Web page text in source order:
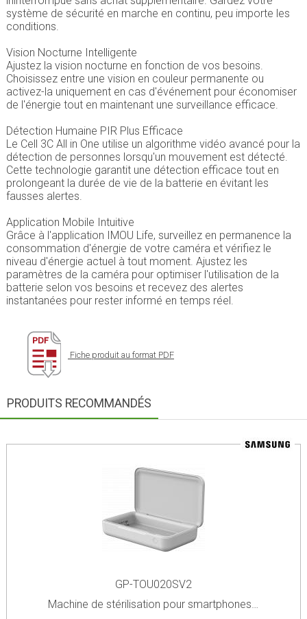
système de sécurité en marche en continu, peu importe les
conditions.
Vision Nocturne Intelligente
Ajustez la vision nocturne en fonction de vos besoins.
Choisissez entre une vision en couleur permanente ou
activez-la uniquement en cas d'événement pour économiser
de l'énergie tout en maintenant une surveillance efficace.
Détection Humaine PIR Plus Efficace
Le Cell 3C All in One utilise un algorithme vidéo avancé pour la
détection de personnes lorsqu'un mouvement est détecté.
Cette technologie garantit une détection efficace tout en
prolongeant la durée de vie de la batterie en évitant les
fausses alertes.
Application Mobile Intuitive
Grâce à l'application IMOU Life, surveillez en permanence la
consommation d'énergie de votre caméra et vérifiez le
niveau d'énergie actuel à tout moment. Ajustez les
paramètres de la caméra pour optimiser l'utilisation de la
batterie selon vos besoins et recevez des alertes
instantanées pour rester informé en temps réel.
Fiche produit au format PDF
PRODUITS RECOMMANDÉS
GP-TOU020SV2
Machine de stérilisation pour smartphones…